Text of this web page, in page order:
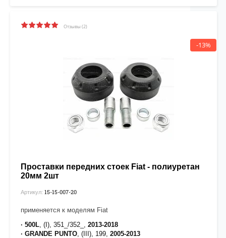
Отзывы (2)
-13%
Проставки передних стоек Fiat - полиуретан
20мм 2шт
Артикул: 15-15-007-20
применяется к моделям Fiat
· 500L , (I), 351_/352_, 2013-2018
· GRANDE PUNTO , (III), 199, 2005-2013